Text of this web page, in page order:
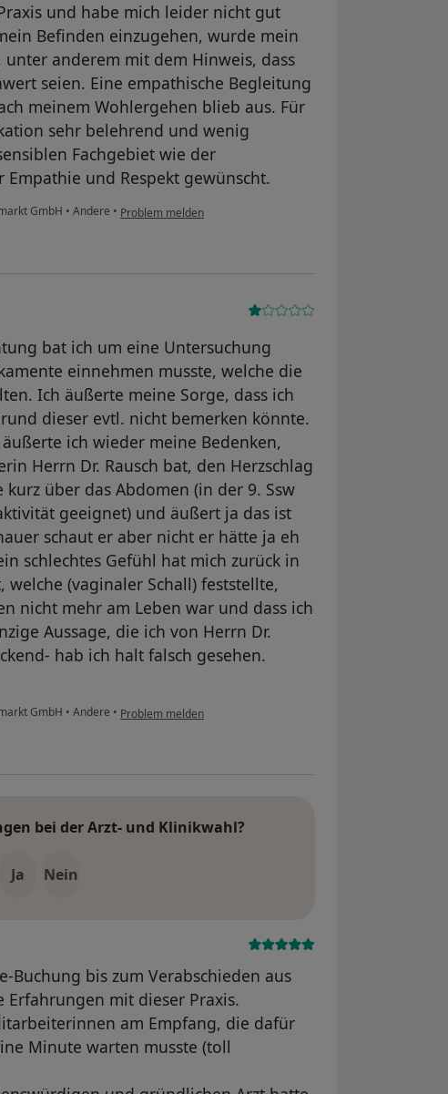
und habe mich leider nicht gut
Befinden einzugehen, wurde mein
anderem mit dem Hinweis, dass
seien. Eine empathische Begleitung
meinem Wohlergehen blieb aus. Für
sehr belehrend und wenig
Fachgebiet wie der
und Respekt gewünscht.
GmbH • Andere • Problem melden
bat ich um eine Untersuchung
einnehmen musste, welche die
Ich äußerte meine Sorge, dass ich
dieser evtl. nicht bemerken könnte.
ich wieder meine Bedenken,
Herrn Dr. Rausch bat, den Herzschlag
über das Abdomen (in der 9. Ssw
geeignet) und äußert ja das ist
schaut er aber nicht er hätte ja eh
schlechtes Gefühl hat mich zurück in
(vaginaler Schall) feststellte,
nicht mehr am Leben war und dass ich
Aussage, die ich von Herrn Dr.
hab ich halt falsch gesehen.
GmbH • Andere • Problem melden
bei der Arzt- und Klinikwahl?
Ja Nein
bis zum Verabschieden aus
mit dieser Praxis.
am Empfang, die dafür
Minute warten musste (toll